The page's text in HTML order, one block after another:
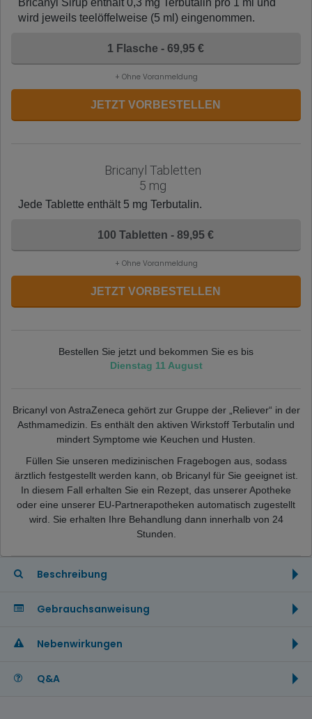
Bricanyl Sirup enthält 0,3 mg Terbutalin pro 1 ml und
wird jeweils teelöffelweise (5 ml) eingenommen.
1 Flasche - 69,95 €
+ Ohne Voranmeldung
JETZT VORBESTELLEN
Bricanyl Tabletten
5 mg
Jede Tablette enthält 5 mg Terbutalin.
100 Tabletten - 89,95 €
+ Ohne Voranmeldung
JETZT VORBESTELLEN
Bestellen Sie jetzt und bekommen Sie es bis
Dienstag 11 August
Bricanyl von AstraZeneca gehört zur Gruppe der „Reliever“ in der
Asthmamedizin. Es enthält den aktiven Wirkstoff Terbutalin und
mindert Symptome wie Keuchen und Husten.
Füllen Sie unseren medizinischen Fragebogen aus, sodass
ärztlich festgestellt werden kann, ob Bricanyl für Sie geeignet ist.
In diesem Fall erhalten Sie ein Rezept, das unserer Apotheke
oder eine unserer EU-Partnerapotheken automatisch zugestellt
wird. Sie erhalten Ihre Behandlung dann innerhalb von 24
Stunden.
Beschreibung
Gebrauchsanweisung
Nebenwirkungen
Q&A